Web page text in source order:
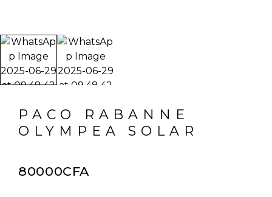
PACO RABANNE
OLYMPEA SOLAR
80000CFA